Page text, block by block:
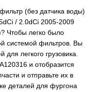
(без датчика воды)
/ 2.0dCi 2005-2009
Чтобы легко было
системой фильтров. Вы
для легкого грузовика.
и отобразится
и отправьте их в
деталей для фургона